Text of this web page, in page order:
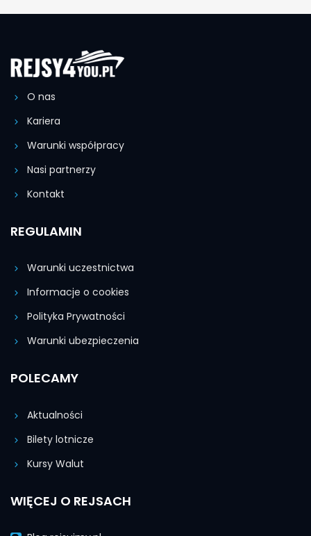
O nas
Kariera
Warunki współpracy
Nasi partnerzy
Kontakt
REGULAMIN
Warunki uczestnictwa
Informacje o cookies
Polityka Prywatności
Warunki ubezpieczenia
POLECAMY
Aktualności
Bilety lotnicze
Kursy Walut
WIĘCEJ O REJSACH